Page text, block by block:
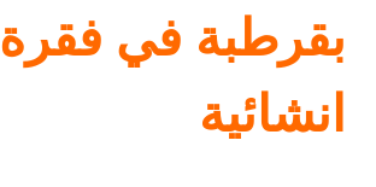
بقرطبة في فقرة
انشائية